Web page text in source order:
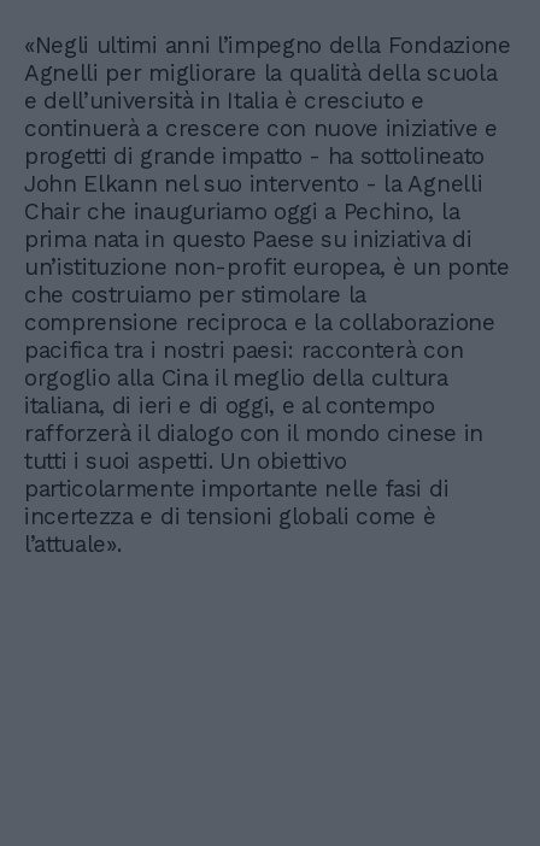
«Negli ultimi anni l’impegno della Fondazione
Agnelli per migliorare la qualità della scuola
e dell’università in Italia è cresciuto e
continuerà a crescere con nuove iniziative e
progetti di grande impatto - ha sottolineato
John Elkann nel suo intervento - la Agnelli
Chair che inauguriamo oggi a Pechino, la
prima nata in questo Paese su iniziativa di
un’istituzione non-profit europea, è un ponte
che costruiamo per stimolare la
comprensione reciproca e la collaborazione
pacifica tra i nostri paesi: racconterà con
orgoglio alla Cina il meglio della cultura
italiana, di ieri e di oggi, e al contempo
rafforzerà il dialogo con il mondo cinese in
tutti i suoi aspetti. Un obiettivo
particolarmente importante nelle fasi di
incertezza e di tensioni globali come è
l’attuale».